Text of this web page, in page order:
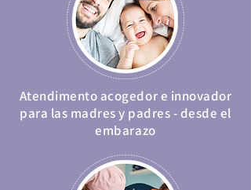
Atendimento acogedor e innovador
para las madres y padres - desde el
embarazo